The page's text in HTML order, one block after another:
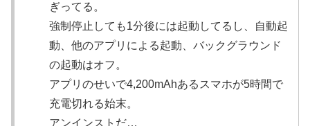
ぎってる。
強制停止しても1分後には起動してるし、自動起
動、他のアプリによる起動、バックグラウンド
の起動はオフ。
アプリのせいで4,200mAhあるスマホが5時間で
充電切れる始末。
アンインストだ…